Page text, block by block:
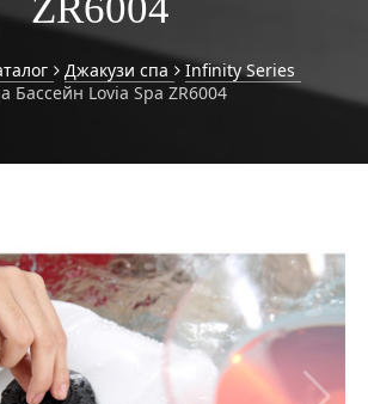
Джакузи спа
Infinity Series
Бассейн Lovia Spa ZR6004